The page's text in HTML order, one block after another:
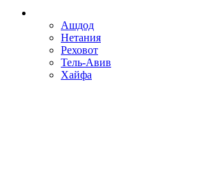
Ашдод
Нетания
Реховот
Тель-Авив
Хайфа